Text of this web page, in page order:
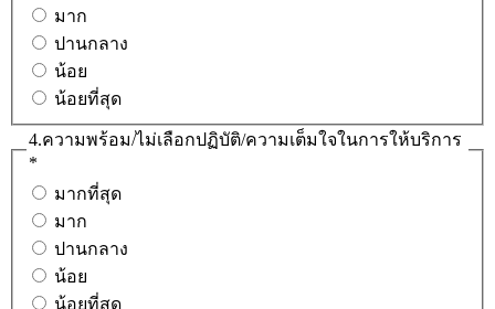
มาก
ปานกลาง
น้อย
น้อยที่สุด
4.ความพร้อม/ไม่เลือกปฏิบัติ/ความเต็มใจในการให้บริการ
*
มากที่สุด
มาก
ปานกลาง
น้อย
น้อยที่สุด